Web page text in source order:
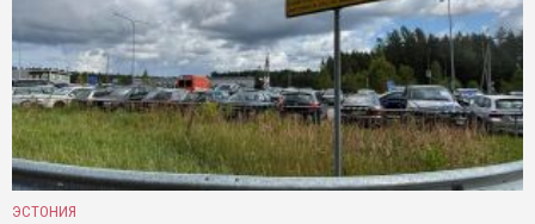
ЭСТОНИЯ